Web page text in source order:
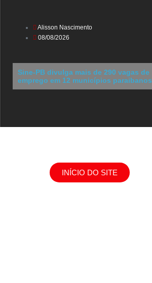
Alisson Nascimento
08/08/2026
Sine-PB divulga mais de 290 vagas de
emprego em 12 municípios paraibanos
INÍCIO DO SITE